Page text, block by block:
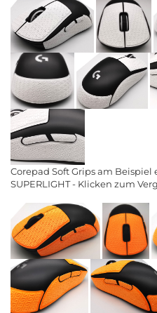
Corepad Soft Grips am Beispiel
SUPERLIGHT - Klicken zum